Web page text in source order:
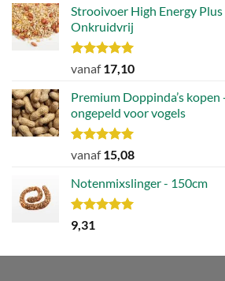
Strooivoer High Energy
Onkruidvrij
Waardering
uit 5
vanaf17,10
Premium Doppinda’s kopen
ongepeld voor vogels
Waardering
uit 5
vanaf15,08
Notenmixslinger - 150cm
Waardering
5.00
9,31